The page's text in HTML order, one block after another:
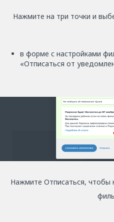
Нажмите на три точки и
в форме с настройками
«Отписаться от
Нажмите Отписаться, чтобы